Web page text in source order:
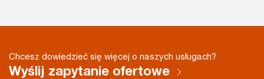
Chcesz dowiedzieć się więcej o naszych usługach?
Wyślij zapytanie ofertowe